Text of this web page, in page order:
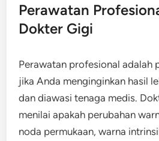
Perawatan
Dokter Gigi
Perawatan profesional adalah
jika Anda menginginkan hasil
dan diawasi tenaga medis.
menilai apakah perubahan
noda permukaan, warna